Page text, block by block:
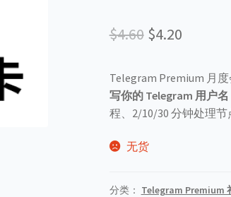
$4.60 原
为：
$4.60。
$4.20当
价
格
Telegram Premium 月
写你的 Telegram 用户名
程、2/10/30 分钟处理节
无货
分类： Telegram Premium